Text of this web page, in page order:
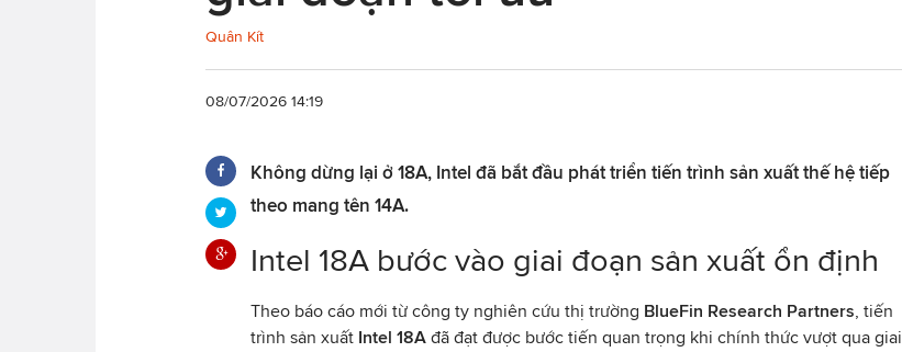
Quân Kít
08/07/2026 14:19
Không dừng lại ở 18A, Intel đã bắt đầu phát triển tiến trình sản xuất thế hệ tiếp
theo mang tên 14A.
Intel 18A bước vào giai đoạn sản xuất ổn định
Theo báo cáo mới từ công ty nghiên cứu thị trường BlueFin Research Partners , tiến
trình sản xuất Intel 18A đã đạt được bước tiến quan trọng khi chính thức vượt qua giai